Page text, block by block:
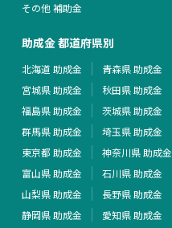
その他 補助金
助成金 都道府県別
北海道 助成金 青森県 助成金
宮城県 助成金
秋田県 助成金
福島県 助成金
茨城県 助成金
群馬県 助成金
埼玉県 助成金
東京都 助成金
神奈川県 助成金
富山県 助成金
石川県 助成金
山梨県 助成金
長野県 助成金
静岡県 助成金
愛知県 助成金